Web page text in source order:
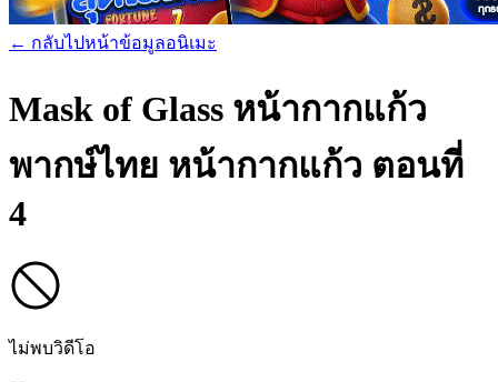
← กลับไปหน้าข้อมูลอนิเมะ
Mask of Glass หน้ากากแก้ว
พากษ์ไทย หน้ากากแก้ว ตอนที่
4
ไม่พบวิดีโอ